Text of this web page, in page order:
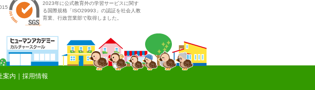
2023年に公式教育外の学習サービスに関す
る国際規格「ISO29993」の認証を社会人教
育業、行政営業部で取得しました。
案内 ｜ 採用情報